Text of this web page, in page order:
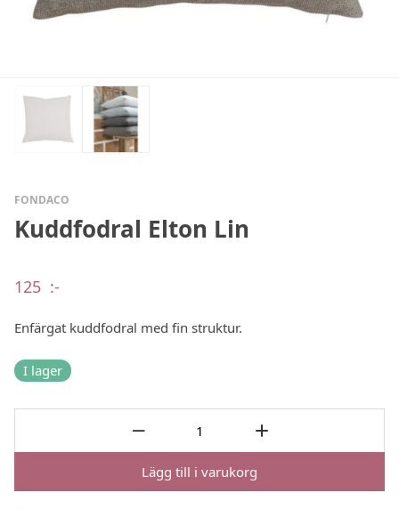
FONDACO
Kuddfodral Elton Lin
125 :-
Enfärgat kuddfodral med fin struktur.
I lager
Lägg till i varukorg